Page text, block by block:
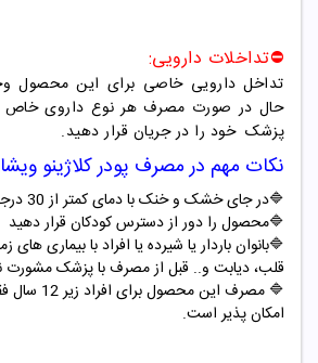
⛔️تداخلات دارویی:
تداخل دارویی خاصی برای این محصول
حال در صورت مصرف هر نوع داروی خاص
پزشک خود را در جریان قرار دهید.
نکات مهم در مصرف پودر کلاژینو
🔷در جای خشک و خنک با دمای کمتر از 30 درجه نگهداری شود
🔷محصول را دور از دسترس کودکان قرار دهید
🔷بانوان باردار یا شیرده یا افراد با بیماری های
قلب، دیابت و.. قبل از مصرف با پزشک مشورت
🔷 مصرف این
امکان پذیر است.